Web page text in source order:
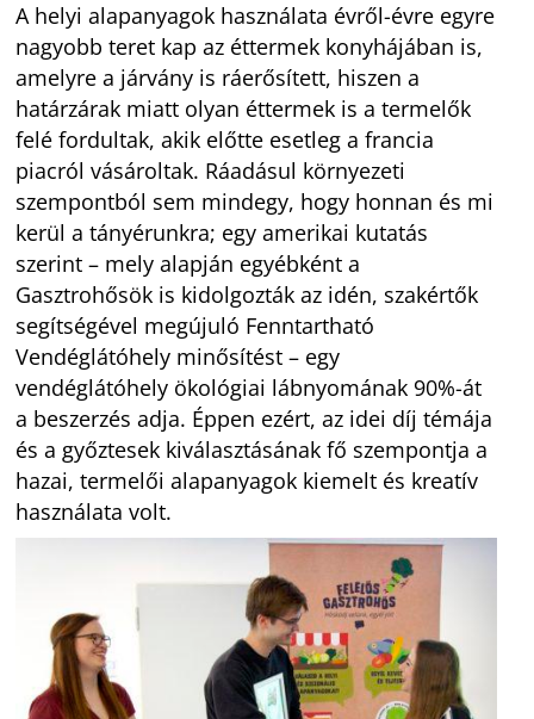
A helyi alapanyagok használata évről-évre egyre
nagyobb teret kap az éttermek konyhájában is,
amelyre a járvány is ráerősített, hiszen a
határzárak miatt olyan éttermek is a termelők
felé fordultak, akik előtte esetleg a francia
piacról vásároltak. Ráadásul környezeti
szempontból sem mindegy, hogy honnan és mi
kerül a tányérunkra; egy amerikai kutatás
szerint – mely alapján egyébként a
Gasztrohősök is kidolgozták az idén, szakértők
segítségével megújuló Fenntartható
Vendéglátóhely minősítést – egy
vendéglátóhely ökológiai lábnyomának 90%-át
a beszerzés adja. Éppen ezért, az idei díj témája
és a győztesek kiválasztásának fő szempontja a
hazai, termelői alapanyagok kiemelt és kreatív
használata volt.